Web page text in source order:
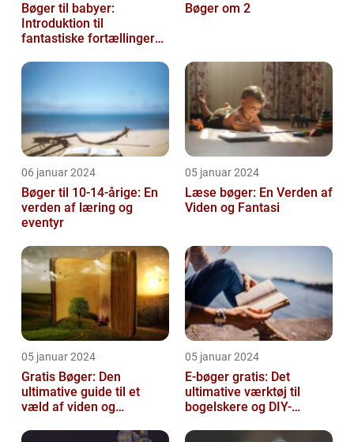
Bøger til babyer:
Introduktion til
fantastiske fortællinger
Bøger om 2
06 januar 2024
Bøger til 10-14-årige: En
verden af læring og
eventyr
05 januar 2024
Læse bøger: En Verden af
Viden og Fantasi
05 januar 2024
Gratis Bøger: Den
ultimative guide til et
væld af viden og
05 januar 2024
E-bøger gratis: Det
ultimative værktøj til
bogelskere og DIY-